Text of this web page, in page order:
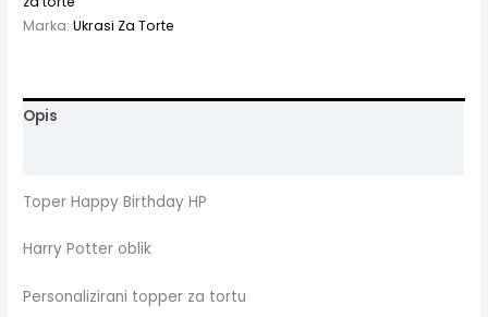
Marka:Ukrasi Za Torte
Opis
Toper Happy Birthday HP
Harry Potter oblik
Personalizirani topper za tortu